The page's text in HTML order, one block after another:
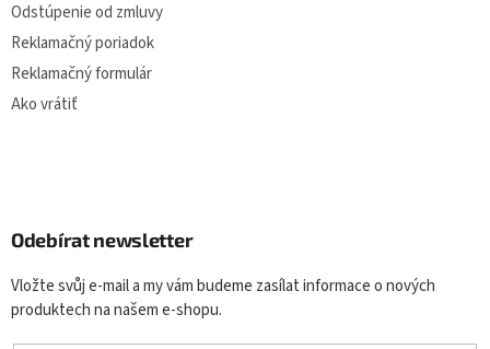
Odstúpenie od zmluvy
Reklamačný poriadok
Reklamačný formulár
Ako vrátiť
Odebírat newsletter
Vložte svůj e-mail a my vám budeme zasílat informace o nových
produktech na našem e-shopu.